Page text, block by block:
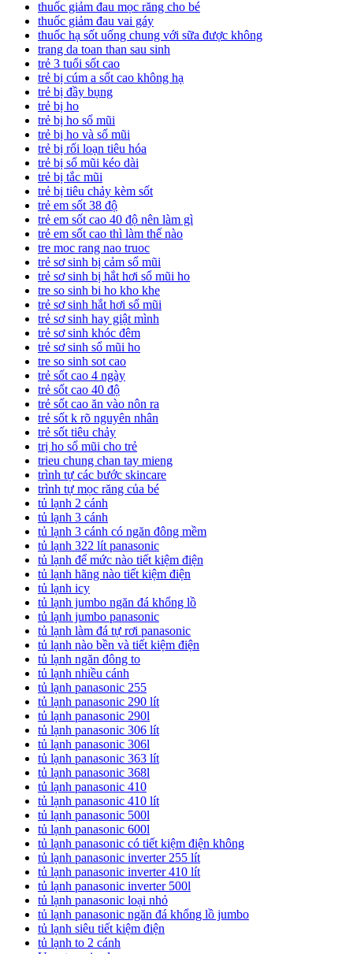
thuốc giảm đau mọc răng cho bé
thuốc giảm đau vai gáy
thuốc hạ sốt uống chung với sữa được không
trang da toan than sau sinh
trẻ 3 tuổi sốt cao
trẻ bị cúm a sốt cao không hạ
trẻ bị đầy bụng
trẻ bị ho
trẻ bị ho sổ mũi
trẻ bị ho và sổ mũi
trẻ bị rối loạn tiêu hóa
trẻ bị sổ mũi kéo dài
trẻ bị tắc mũi
trẻ bị tiêu chảy kèm sốt
trẻ em sốt 38 độ
trẻ em sốt cao 40 độ nên làm gì
trẻ em sốt cao thì làm thế nào
tre moc rang nao truoc
trẻ sơ sinh bị cảm sổ mũi
trẻ sơ sinh bị hắt hơi sổ mũi ho
tre so sinh bi ho kho khe
trẻ sơ sinh hắt hơi sổ mũi
trẻ sơ sinh hay giật mình
trẻ sơ sinh khóc đêm
trẻ sơ sinh sổ mũi ho
tre so sinh sot cao
trẻ sốt cao 4 ngày
trẻ sốt cao 40 độ
trẻ sốt cao ăn vào nôn ra
trẻ sốt k rõ nguyên nhân
trẻ sốt tiêu chảy
trị ho sổ mũi cho trẻ
trieu chung chan tay mieng
trình tự các bước skincare
trình tự mọc răng của bé
tủ lạnh 2 cánh
tủ lạnh 3 cánh
tủ lạnh 3 cánh có ngăn đông mềm
tủ lạnh 322 lít panasonic
tủ lạnh để mức nào tiết kiệm điện
tủ lạnh hãng nào tiết kiệm điện
tủ lạnh icy
tủ lạnh jumbo ngăn đá khổng lồ
tủ lạnh jumbo panasonic
tủ lạnh làm đá tự rơi panasonic
tủ lạnh nào bền và tiết kiệm điện
tủ lạnh ngăn đông to
tủ lạnh nhiều cánh
tủ lạnh panasonic 255
tủ lạnh panasonic 290 lít
tủ lạnh panasonic 290l
tủ lạnh panasonic 306 lít
tủ lạnh panasonic 306l
tủ lạnh panasonic 363 lít
tủ lạnh panasonic 368l
tủ lạnh panasonic 410
tủ lạnh panasonic 410 lít
tủ lạnh panasonic 500l
tủ lạnh panasonic 600l
tủ lạnh panasonic có tiết kiệm điện không
tủ lạnh panasonic inverter 255 lít
tủ lạnh panasonic inverter 410 lít
tủ lạnh panasonic inverter 500l
tủ lạnh panasonic loại nhỏ
tủ lạnh panasonic ngăn đá khổng lồ jumbo
tủ lạnh siêu tiết kiệm điện
tủ lạnh to 2 cánh